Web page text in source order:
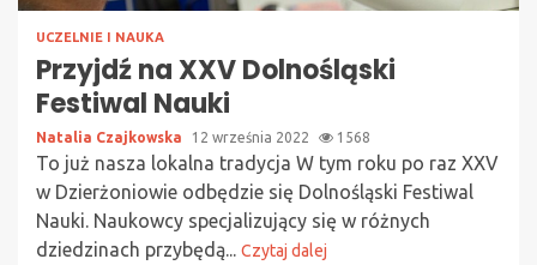
UCZELNIE I NAUKA
Przyjdź na XXV Dolnośląski
Festiwal Nauki
Natalia Czajkowska 12 września 2022 1568
To już nasza lokalna tradycja W tym roku po raz XXV
w Dzierżoniowie odbędzie się Dolnośląski Festiwal
Nauki. Naukowcy specjalizujący się w różnych
dziedzinach przybędą... Czytaj dalej